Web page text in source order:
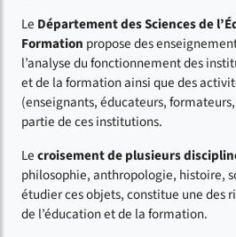
Le Département des Sciences de
Formation propose des
l’analyse du fonctionnement des
et de la formation ainsi que des
(enseignants, éducateurs,
partie de ces institutions.
Lecroisement de plusieurs
philosophie, anthropologie, histoire,
étudier ces objets, constitue une des
de l’éducation et de la formation.